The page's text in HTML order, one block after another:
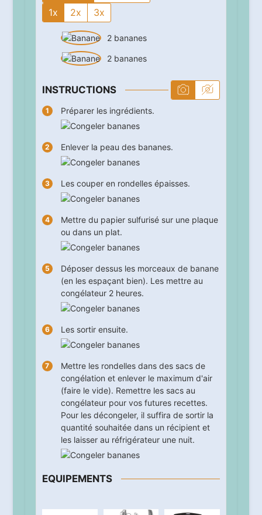
1x
2x 3x
2 bananes
2 bananes
INSTRUCTIONS
Préparer les ingrédients.
Enlever la peau des bananes.
Les couper en rondelles épaisses.
Mettre du papier sulfurisé sur une plaque
ou dans un plat.
Déposer dessus les morceaux de banane
(en les espaçant bien). Les mettre au
congélateur 2heures.
Les sortir ensuite.
Mettre les rondelles dans des sacs de
congélation et enlever le maximum d'air
(faire le vide). Remettre les sacs au
congélateur pour vos futures recettes.
Pour les décongeler, il suffira de sortir la
quantité souhaitée dans un récipient et
les laisser au réfrigérateur une nuit.
EQUIPEMENTS